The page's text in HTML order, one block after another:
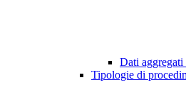
Dati
Tipologie di